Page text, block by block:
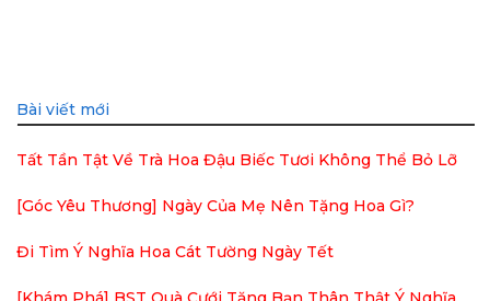
Bài viết mới
Tất Tần Tật Về Trà Hoa Đậu Biếc Tươi Không Thể Bỏ Lỡ
[Góc Yêu Thương] Ngày Của Mẹ Nên Tặng Hoa Gì?
Đi Tìm Ý Nghĩa Hoa Cát Tường Ngày Tết